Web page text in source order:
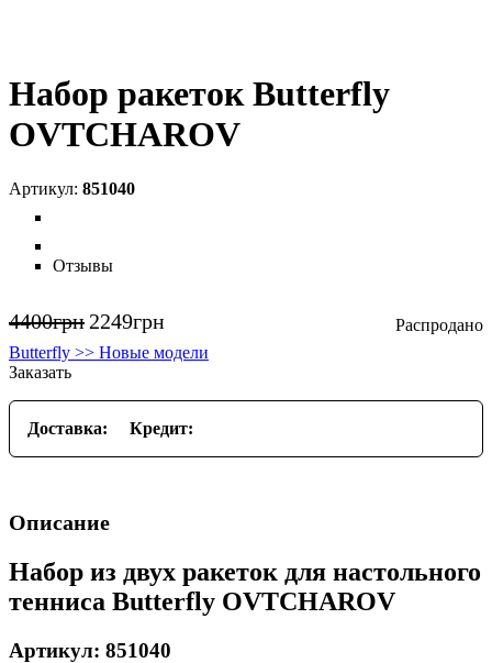
Набор ракеток Butterfly
OVTCHAROV
851040
Отзывы
4400грн 2249грн
Butterfly >> Новые модели
Заказать
Доставка: Кредит:
Описание
Набор из двух ракеток для настольного
тенниса Butterfly OVTCHAROV
Артикул: 851040